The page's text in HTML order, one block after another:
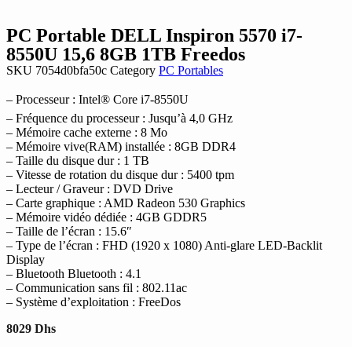
PC Portable DELL Inspiron 5570 i7-
8550U 15,6 8GB 1TB Freedos
SKU 7054d0bfa50c Category PC Portables
– Processeur : Intel® Core i7-8550U
– Fréquence du processeur : Jusqu’à 4,0 GHz
– Mémoire cache externe : 8 Mo
– Mémoire vive(RAM) installée : 8GB DDR4
– Taille du disque dur : 1 TB
– Vitesse de rotation du disque dur : 5400 tpm
– Lecteur / Graveur : DVD Drive
– Carte graphique : AMD Radeon 530 Graphics
– Mémoire vidéo dédiée : 4GB GDDR5
– Taille de l’écran : 15.6″
– Type de l’écran : FHD (1920 x 1080) Anti-glare LED-Backlit
Display
– Bluetooth Bluetooth : 4.1
– Communication sans fil : 802.11ac
– Système d’exploitation : FreeDos
8029 Dhs